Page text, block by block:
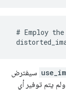
# Employ the
سيفترض
يتم توفير أي